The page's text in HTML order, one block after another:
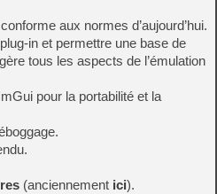
aux normes d’aujourd’hui.
in et permettre une base de
tous les aspects de l’émulation
pour la portabilité et la
(anciennement ici).